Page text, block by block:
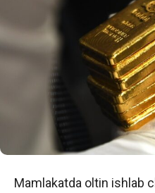
Mamlakatda oltin ishlab